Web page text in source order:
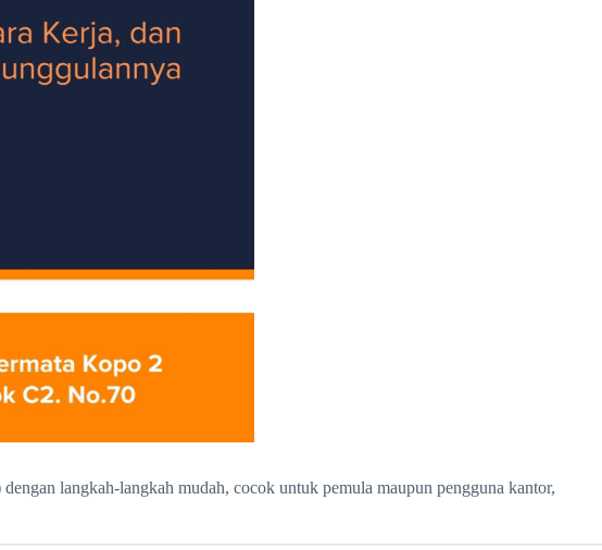
langkah-langkah mudah, cocok untuk pemula maupun pengguna kantor,